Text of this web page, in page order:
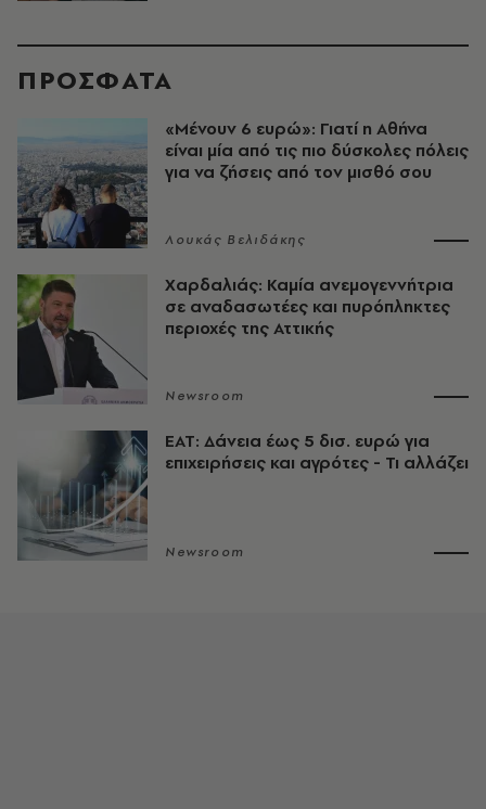
ΠΡΟΣΦΑΤΑ
«Μένουν 6 ευρώ»: Γιατί η Αθήνα
είναι μία από τις πιο δύσκολες πόλεις
για να ζήσεις από τον μισθό σου
Λουκάς Βελιδάκης
Χαρδαλιάς: Καμία ανεμογεννήτρια
σε αναδασωτέες και πυρόπληκτες
περιοχές της Αττικής
Newsroom
ΕΑΤ: Δάνεια έως 5 δισ. ευρώ για
επιχειρήσεις και αγρότες - Τι αλλάζει
Newsroom